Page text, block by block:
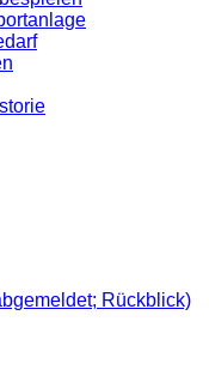
Rückblick)